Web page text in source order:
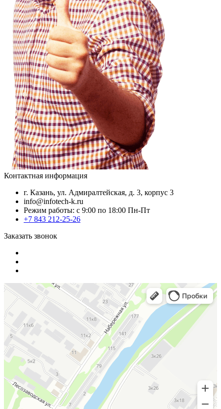
Контактная информация
г. Казань, ул. Адмиралтейская, д. 3, корпус 3
info@infotech-k.ru
Режим работы: с 9:00 по 18:00 Пн-Пт
+7 843 212-25-26
Заказать звонок